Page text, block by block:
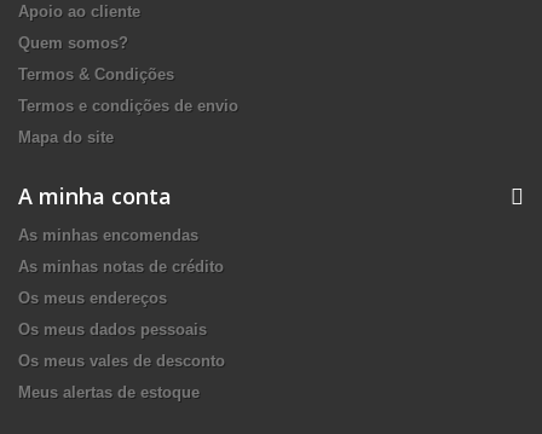
Apoio ao cliente
Quem somos?
Termos & Condições
Termos e condições de envio
Mapa do site
A minha conta
As minhas encomendas
As minhas notas de crédito
Os meus endereços
Os meus dados pessoais
Os meus vales de desconto
Meus alertas de estoque